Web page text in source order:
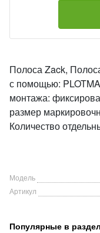
Полоса Zack,
с помощью:
монтажа:
размер
Количество
Модель
Артикул
Популярные в